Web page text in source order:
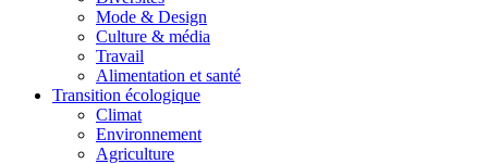
Mode & Design
Culture & média
Travail
Alimentation et santé
Transition écologique
Climat
Environnement
Agriculture